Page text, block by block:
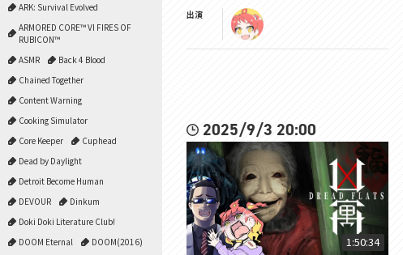
ARK: Survival Evolved
ARMORED CORE™ VI FIRES OF
RUBICON™
ASMR
Back 4 Blood
Chained Together
Content Warning
Cooking Simulator
Core Keeper
Cuphead
Dead by Daylight
Detroit Become Human
DEVOUR
Dinkum
Doki Doki Literature Club!
DOOM Eternal
DOOM(2016)
出演
2025/9/3 20:00
1:50:34